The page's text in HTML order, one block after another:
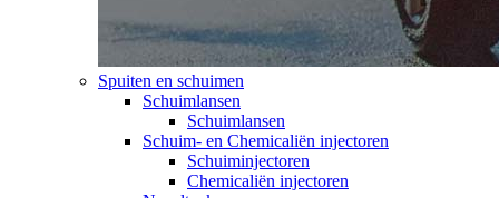
Spuiten en schuimen
Schuimlansen
Schuimlansen
Schuim- en Chemicaliën injectoren
Schuiminjectoren
Chemicaliën injectoren